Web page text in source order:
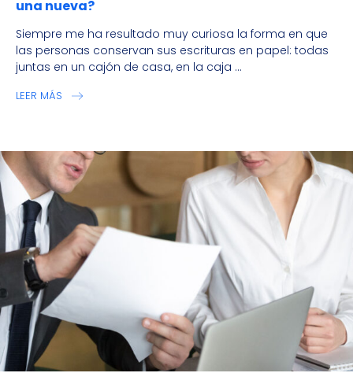
una nueva?
Siempre me ha resultado muy curiosa la forma en que
las personas conservan sus escrituras en papel: todas
juntas en un cajón de casa, en la caja ...
LEER MÁS